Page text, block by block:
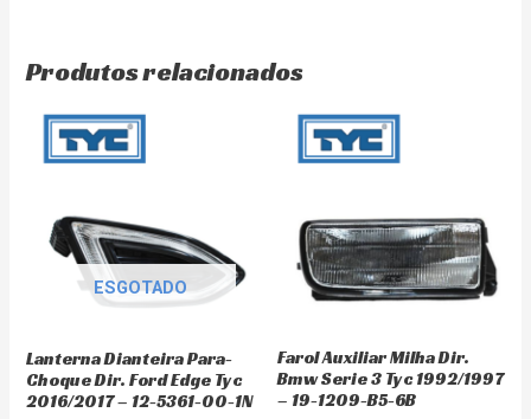
Produtos relacionados
ESGOTADO
Lanterna Dianteira Para-
Choque Dir. Ford Edge Tyc
2016/2017 – 12-5361-00-1N
Farol Auxiliar Milha Dir.
Bmw Serie 3 Tyc 1992/1997
– 19-1209-B5-6B